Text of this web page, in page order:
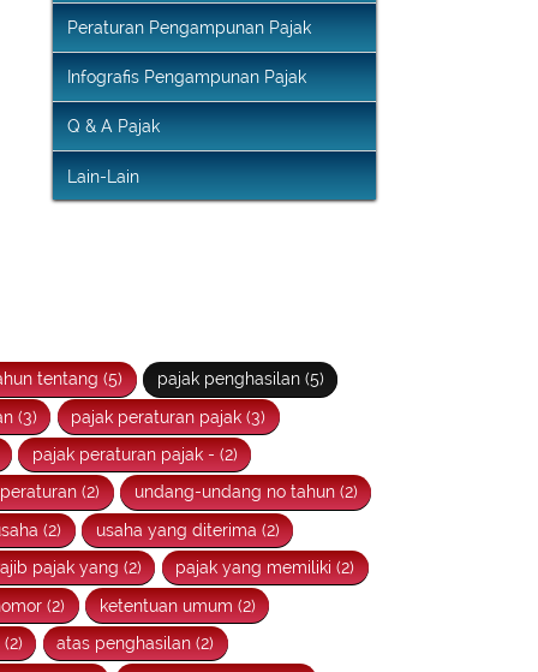
Pengampunan Pajak
Peraturan Pengampunan Pajak
Infografis Pengampunan Pajak
Q & A Pajak
tentang (5)
pajak penghasilan (5)
(3)
pajak peraturan pajak (3)
pajak peraturan pajak - (2)
(2)
undang-undang no tahun (2)
(2)
usaha yang diterima (2)
pajak yang (2)
pajak yang memiliki (2)
(2) ketentuan umum (2)